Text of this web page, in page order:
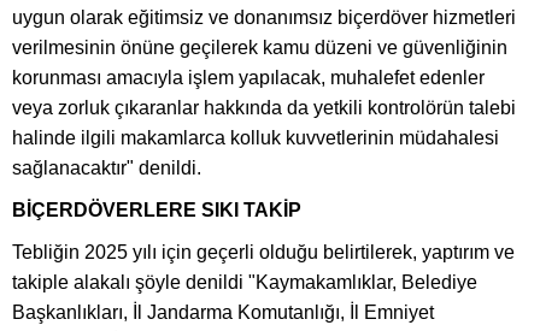
uygun olarak eğitimsiz ve donanımsız biçerdöver hizmetleri
verilmesinin önüne geçilerek kamu düzeni ve güvenliğinin
korunması amacıyla işlem yapılacak, muhalefet edenler
veya zorluk çıkaranlar hakkında da yetkili kontrolörün talebi
halinde ilgili makamlarca kolluk kuvvetlerinin müdahalesi
sağlanacaktır" denildi.
BİÇERDÖVERLERE SIKI TAKİP
Tebliğin 2025 yılı için geçerli olduğu belirtilerek, yaptırım ve
takiple alakalı şöyle denildi "Kaymakamlıklar, Belediye
Başkanlıkları, İl Jandarma Komutanlığı, İl Emniyet